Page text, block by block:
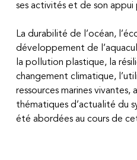
ses activités et de son appui
La durabilité de l’océan,
développement de
la pollution plastique, la
changement climatique,
ressources marines vivantes,
thématiques d’actualité du
été abordées au cours de